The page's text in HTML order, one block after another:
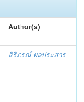
Author(s)
สิริภรณ์ ผลประสาร